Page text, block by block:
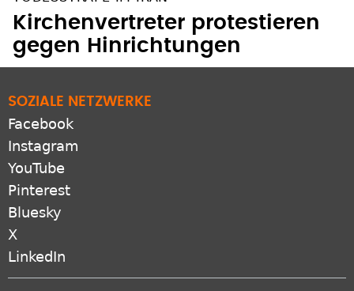
Kirchenvertreter protestieren
gegen Hinrichtungen
SOZIALE NETZWERKE
Facebook
Instagram
YouTube
Pinterest
Bluesky
X
LinkedIn